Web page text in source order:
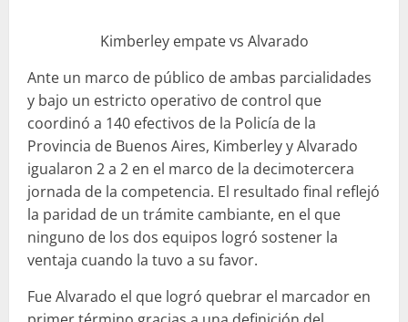
Kimberley empate vs Alvarado
Ante un marco de público de ambas parcialidades
y bajo un estricto operativo de control que
coordinó a 140 efectivos de la Policía de la
Provincia de Buenos Aires, Kimberley y Alvarado
igualaron 2 a 2 en el marco de la decimotercera
jornada de la competencia. El resultado final reflejó
la paridad de un trámite cambiante, en el que
ninguno de los dos equipos logró sostener la
ventaja cuando la tuvo a su favor.
Fue Alvarado el que logró quebrar el marcador en